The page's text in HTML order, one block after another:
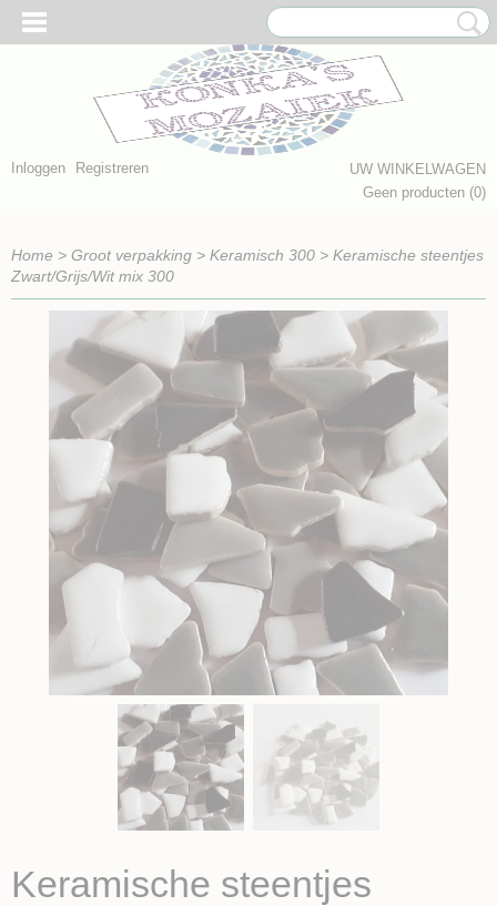
Inloggen Registreren
UW WINKELWAGEN
Geen producten (0)
Home > Groot verpakking > Keramisch 300 > Keramische steentjes
Zwart/Grijs/Wit mix 300
Keramische steentjes